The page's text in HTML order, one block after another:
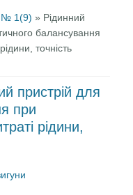
№ 1(9) » Рідинний
балансування
точність
пристрій для
при
рідини,